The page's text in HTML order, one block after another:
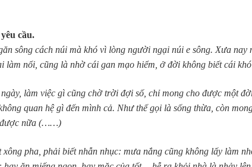
cầu.
sông cách núi mà khó vì lòng người ngại núi e sông. Xưa nay
làm nổi, cũng là nhờ cái gan mạo hiểm, ở đời không biết cái
làm việc gì cũng chờ trời đợi số, chỉ mong cho được một đời
quan hệ gì đến mình cả. Như thế gọi là sống thừa, còn
được nữa (……)
pha, phải biết nhẫn nhục: mưa nắng cũng không lấy làm